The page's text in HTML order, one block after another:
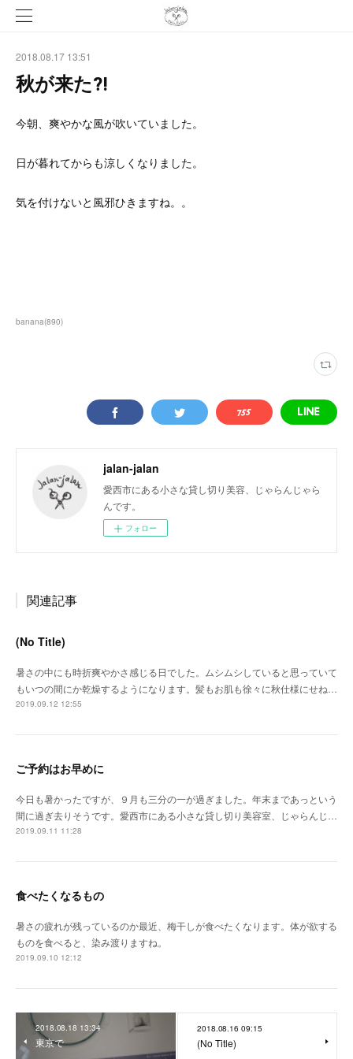
2018.08.17 13:51
秋が来た⁈
今朝、爽やかな風が吹いていました。
日が暮れてからも涼しくなりました。
気を付けないと風邪ひきますね。。
banana(890)
jalan-jalan
愛西市にある小さな貸し切り美容、じゃらんじゃら
んです。
フォロー
関連記事
(No Title)
暑さの中にも時折爽やかさ感じる日でした。ムシムシしていると思っていて
もいつの間にか乾燥するようになります。髪もお肌も徐々に秋仕様にせね…
2019.09.12 12:55
ご予約はお早めに
今日も暑かったですが、９月も三分の一が過ぎました。年末まであっという
間に過ぎ去りそうです。愛西市にある小さな貸し切り美容室、じゃらんじ…
2019.09.11 11:28
食べたくなるもの
暑さの疲れが残っているのか最近、梅干しが食べたくなります。体が欲する
ものを食べると、染み渡りますね。
2019.09.10 12:12
2018.08.18 13:34
東京で
2018.08.16 09:15
(No Title)